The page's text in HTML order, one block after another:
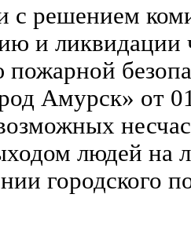
с решением
и ликвидации
Амурск» от
людей на
городского